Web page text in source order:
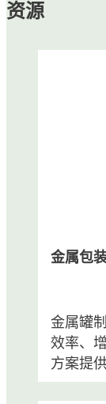
资源
金属包
金属罐
效率、
方案提
于饮料